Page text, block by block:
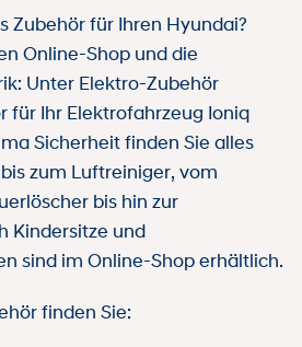
Zubehör für Ihren Hyundai?
Online-Shop und die
Unter Elektro-Zubehör
für Ihr Elektrofahrzeug Ioniq
Sicherheit finden Sie alles
zum Luftreiniger, vom
bis hin zur
Kindersitze und
sind im Online-Shop erhältlich.
finden Sie: